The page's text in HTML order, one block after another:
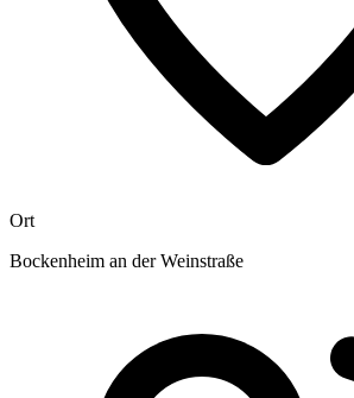
Ort
Bockenheim an der Weinstraße